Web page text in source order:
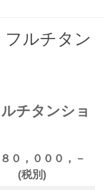
フルチタン
チタンショ
０，０００，－
(税別)